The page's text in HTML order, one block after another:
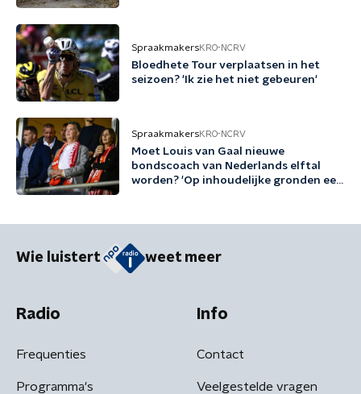
SpraakmakersKRO-NCRV
Bloedhete Tour verplaatsen in het
seizoen? 'Ik zie het niet gebeuren'
SpraakmakersKRO-NCRV
Moet Louis van Gaal nieuwe
bondscoach van Nederlands elftal
worden? 'Op inhoudelijke gronden een
Wie luistert weet meer
Radio
Frequenties
Programma's
Info
Contact
Veelgestelde vragen